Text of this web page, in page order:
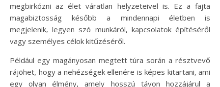
megbirkózni az élet váratlan helyzeteivel is. Ez a fajta
magabiztosság később a mindennapi életben is
megjelenik, legyen szó munkáról, kapcsolatok építéséről
vagy személyes célok kitűzéséről.
Például egy magányosan megtett túra során a résztvevő
rájöhet, hogy a nehézségek ellenére is képes kitartani, ami
egy olyan élmény, amely hosszú távon hozzájárul a